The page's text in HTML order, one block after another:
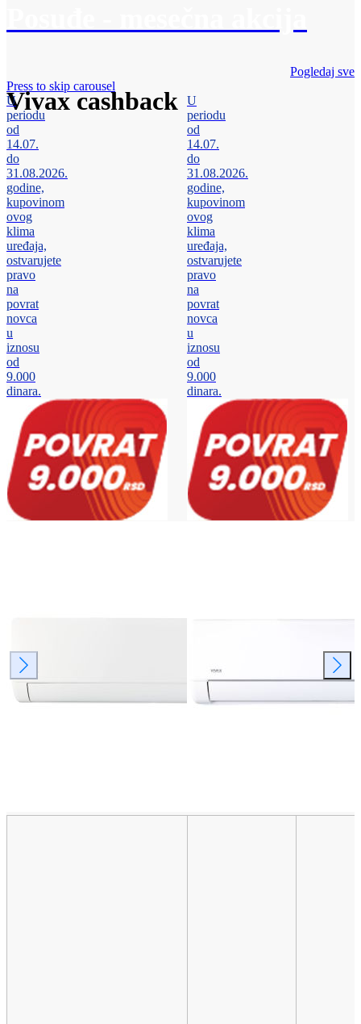
Vivax cashback
Pogledaj sve
Press to skip carousel
U
periodu
od
14.07.
do
31.08.2026.
godine,
kupovinom
ovog
klima
uređaja,
ostvarujete
pravo
na
povrat
novca
u
iznosu
od
9.000
dinara.
U
periodu
od
14.07.
do
31.08.2026.
godine,
kupovinom
ovog
klima
uređaja,
ostvarujete
pravo
na
povrat
novca
u
iznosu
od
9.000
dinara.